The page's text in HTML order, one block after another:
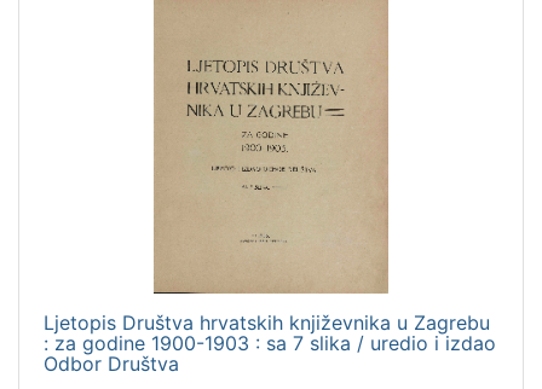
Ljetopis Društva hrvatskih književnika u Zagrebu
: za godine 1900-1903 : sa 7 slika / uredio i izdao
Odbor Društva